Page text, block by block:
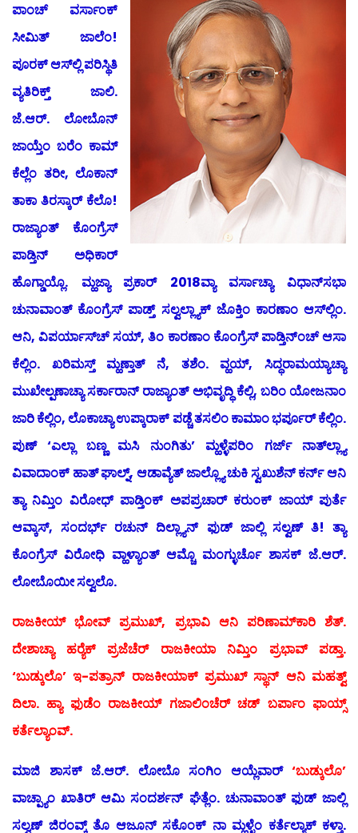
ಪಾಂಚ್ ವರ್ಸಾಂಕ್
ಸೀಮಿತ್ ಜಾಲೆಂ!
ಪೂರಕ್ ಆಸ್‍ಲ್ಲಿ ಪರಿಸ್ಥಿತಿ
ವ್ಯತಿರಿಕ್ತ್ ಜಾಲಿ.
ಜೆ.ಆರ್. ಲೋಬೊನ್
ಜಾಯ್ತೆಂ ಬರೆಂ ಕಾಮ್
ಕೆಲ್ಲೆಂ ತರೀ, ಲೊಕಾನ್
ತಾಕಾ ತಿರಸ್ಕಾರ್ ಕೆಲೊ!
ರಾಜ್ಯಾಂತ್ ಕೊಂಗ್ರೆಸ್
ಪಾಡ್ತಿನ್ ಅಧಿಕಾರ್
ಹೊಗ್ಡಾಯ್ಲೊ. ಮ್ಹಜ್ಯಾ ಪ್ರಕಾರ್ 2018ವ್ಯಾ ವರ್ಸಾಚ್ಯಾ ವಿಧಾನ್‍ಸಭಾ
ಚುನಾವಾಂತ್ ಕೊಂಗ್ರೆಸ್ ಪಾಡ್ತ್ ಸಲ್ವಲ್ಲ್ಯಾಕ್ ಜೊಕ್ತಿಂ ಕಾರಣಾಂ ಆಸ್‍ಲ್ಲಿಂ.
ಆನಿ, ವಿಪರ್ಯಾಸ್‍ಚ್ ಸಯ್, ತಿಂ ಕಾರಣಾಂ ಕೊಂಗ್ರೆಸ್ ಪಾಡ್ತಿನ್‍ಂಚ್ ಆಸಾ
ಕೆಲ್ಲಿಂ. ಖರಿಮಸ್ತ್ ಮ್ಹಣ್ತಾತ್ ನೆ, ತಶೆಂ. ವ್ಹಯ್, ಸಿದ್ಧರಾಮಯ್ಯಾಚ್ಯಾ
ಮುಖೇಲ್ಪಣಾಚ್ಯಾ ಸರ್ಕಾರಾನ್ ರಾಜ್ಯಾಂತ್ ಅಭಿವೃದ್ಧಿ ಕೆಲ್ಲಿ, ಬರಿಂ ಯೋಜನಾಂ
ಜಾರಿ ಕೆಲ್ಲಿಂ, ಲೊಕಾಚ್ಯಾ ಉಪ್ಕಾರಾಕ್ ಪಡ್ಚೆ ತಸಲಿಂ ಕಾಮಾಂ ಭರ್ಪೂರ್ ಕೆಲ್ಲಿಂ.
ಪುಣ್ ‘ಎಲ್ಲಾ ಬಣ್ಣ ಮಸಿ ನುಂಗಿತು’ ಮ್ಹಳ್ಳೆಪರಿಂ ಗರ್ಜ್ ನಾತ್‍ಲ್ಲ್ಯಾ
ವಿವಾದಾಂಕ್ ಹಾತ್ ಘಾಲ್ನ್, ಆಡಾವ್ಯೆತ್ ಜಾಲ್ಲ್ಯೊ ಚುಕಿ ಸ್ವಖುಶೆನ್ ಕರ್ನ್ ಆನಿ
ತ್ಯಾ ನಿಮ್ತಿಂ ವಿರೋಧ್ ಪಾಡ್ತಿಂಕ್ ಅಪಪ್ರಚಾರ್ ಕರುಂಕ್ ಜಾಯ್ ಪುರ್ತೆ
ಆವ್ಕಾಸ್, ಸಂದರ್ಭ್ ರಚುನ್ ದಿಲ್ಲ್ಯಾನ್ ಫುಡ್ ಜಾಲ್ಲಿ ಸಲ್ವಣ್ ತಿ! ತ್ಯಾ
ಕೊಂಗ್ರೆಸ್ ವಿರೋಧಿ ವ್ಹಾಳ್ಯಾಂತ್ ಆಮ್ಚೊ ಮಂಗ್ಳುರ್ಚೊ ಶಾಸಕ್ ಜೆ.ಆರ್.
ಲೋಬೊಯೀ ಸಲ್ವಲೊ.
ರಾಜಕೀಯ್ ಭೋವ್ ಪ್ರಮುಖ್, ಪ್ರಭಾವಿ ಆನಿ ಪರಿಣಾಮ್‍ಕಾರಿ ಶೆತ್.
ದೇಶಾಚ್ಯಾ ಹರ‍್ಯೆಕ್ ಪ್ರಜೆಚೆರ್ ರಾಜಕೀಯಾ ನಿಮ್ತಿಂ ಪ್ರಭಾವ್ ಪಡ್ತಾ.
‘ಬುಡ್ಕುಲೊ’ ಇ-ಪತ್ರಾನ್ ರಾಜಕೀಯಾಕ್ ಪ್ರಮುಖ್ ಸ್ಥಾನ್ ಆನಿ ಮಹತ್ವ್
ದಿಲಾ. ಹ್ಯಾ ಫುಡೆಂ ರಾಜಕೀಯ್ ಗಜಾಲಿಂಚೆರ್ ಚಡ್ ಬರ್ಪಾಂ ಫಾಯ್ಸ್
ಕರ್ತೆಲ್ಯಾಂವ್.
ಮಾಜಿ ಶಾಸಕ್ ಜೆ.ಆರ್. ಲೋಬೊ ಸಂಗಿಂ ಆಯ್ಲೆವಾರ್ ‘ಬುಡ್ಕುಲೊ’
ವಾಚ್ಪ್ಯಾಂ ಖಾತಿರ್ ಆಮಿ ಸಂದರ್ಶನ್ ಘೆತ್ಲೆಂ. ಚುನಾವಾಂತ್ ಫುಡ್ ಜಾಲ್ಲಿ
ಸಲ್ವಣ್ ಜಿರಂವ್ಕ್ ತೊ ಆಜೂನ್ ಸಕೊಂಕ್ ನಾ ಮ್ಹಳ್ಳೆಂ ಕರ್ತೆಲ್ಯಾಕ್ ಕಳ್ತಾ.